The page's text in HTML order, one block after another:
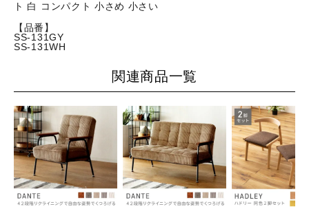
ト 白 コンパクト 小さめ 小さい
【品番】
SS-131GY
SS-131WH
関連商品一覧